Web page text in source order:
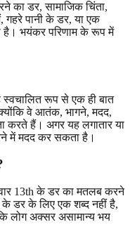
का डर, सामाजिक चिंता,
गहरे पानी के डर, या एक
है। भयंकर परिणाम के रूप में
स्वचालित रूप से एक ही बात
वे आतंक, भागने, मदद,
करते हैं। अगर यह लगातार या
में मदद कर सकता है।
13th के डर का मतलब करने
डर के लिए एक शब्द नहीं है,
लोग अक्सर असामान्य भय